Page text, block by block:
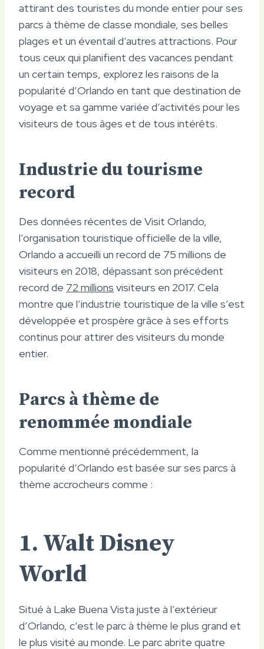
attirant des touristes du monde entier pour ses
parcs à thème de classe mondiale, ses belles
plages et un éventail d’autres attractions. Pour
tous ceux qui planifient des vacances pendant
un certain temps, explorez les raisons de la
popularité d’Orlando en tant que destination de
voyage et sa gamme variée d’activités pour les
visiteurs de tous âges et de tous intérêts.
Industrie du tourisme
record
Des données récentes de Visit Orlando,
l’organisation touristique officielle de la ville,
Orlando a accueilli un record de 75 millions de
visiteurs en 2018, dépassant son précédent
record de 72 millions visiteurs en 2017. Cela
montre que l’industrie touristique de la ville s’est
développée et prospère grâce à ses efforts
continus pour attirer des visiteurs du monde
entier.
Parcs à thème de
renommée mondiale
Comme mentionné précédemment, la
popularité d’Orlando est basée sur ses parcs à
thème accrocheurs comme :
1. Walt Disney
World
Situé à Lake Buena Vista juste à l’extérieur
d’Orlando, c’est le parc à thème le plus grand et
le plus visité au monde. Le parc abrite quatre